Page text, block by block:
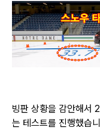
빙판 상황을 감안해서
는 테스트를 진행했습